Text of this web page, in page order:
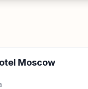
Moscow